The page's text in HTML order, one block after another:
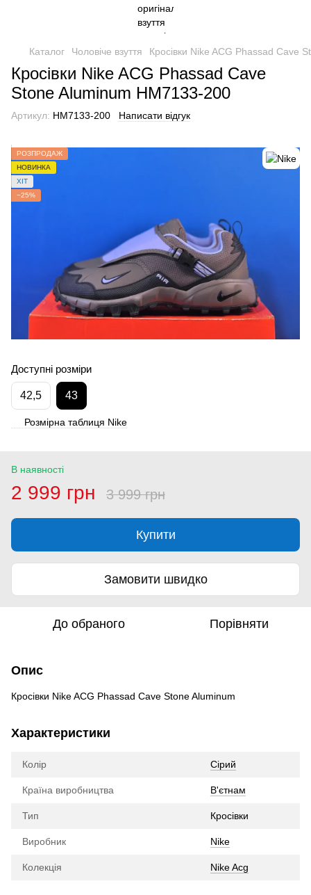
Каталог Чоловіче взуття Кросівки Nike ACG Phassad Cave
Кросівки Nike ACG Phassad Cave
Stone Aluminum HM7133-200
Артикул: HM7133-200 Написати відгук
РОЗПРОДАЖ
НОВИНКА
ХІТ
−25%
Доступні розміри
42,5 43
Розмірна таблиця Nike
В наявності
2 999 грн 3 999 грн
Купити
Замовити швидко
До обраного Порівняти
Опис
Кросівки Nike ACG Phassad Cave Stone Aluminum
Характеристики
Колір Сірий
Країна виробництва В'єтнам
Тип Кросівки
Виробник Nike
Колекція Nike Acg